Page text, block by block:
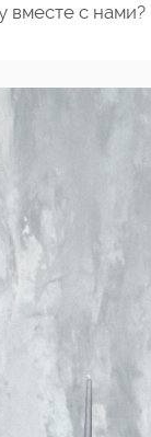
вместе с нами?